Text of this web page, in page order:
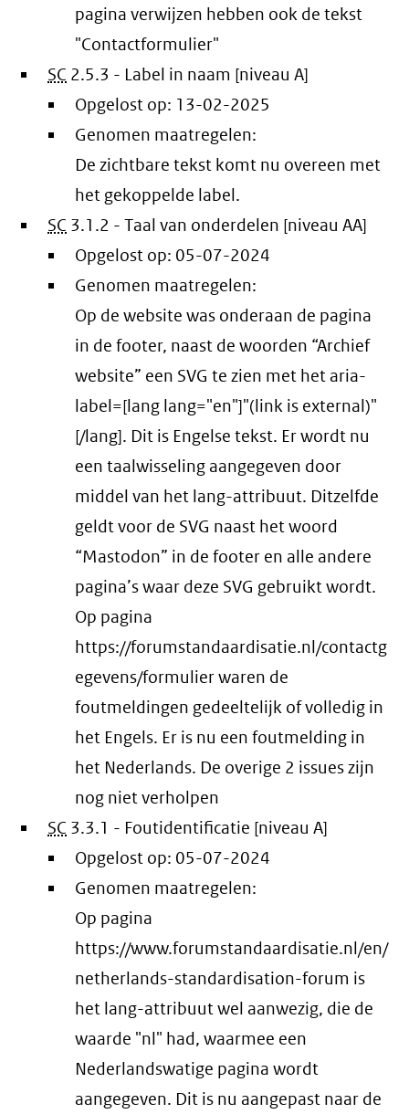
pagina verwijzen hebben ook de tekst
"Contactformulier"
SC 2.5.3 - Label in naam [niveau A]
Opgelost op: 13-02-2025
Genomen maatregelen:
De zichtbare tekst komt nu overeen met
het gekoppelde label.
SC 3.1.2 - Taal van onderdelen [niveau AA]
Opgelost op: 05-07-2024
Genomen maatregelen:
Op de website was onderaan de pagina
in de footer, naast de woorden “Archief
website” een SVG te zien met het aria-
label=[lang lang="en"]"(link is external)"
[/lang]. Dit is Engelse tekst. Er wordt nu
een taalwisseling aangegeven door
middel van het lang-attribuut. Ditzelfde
geldt voor de SVG naast het woord
“Mastodon” in de footer en alle andere
pagina’s waar deze SVG gebruikt wordt.
Op pagina
https://forumstandaardisatie.nl/contactg
egevens/formulier waren de
foutmeldingen gedeeltelijk of volledig in
het Engels. Er is nu een foutmelding in
het Nederlands. De overige 2 issues zijn
nog niet verholpen
SC 3.3.1 - Foutidentificatie [niveau A]
Opgelost op: 05-07-2024
Genomen maatregelen:
Op pagina
https://www.forumstandaardisatie.nl/en/
netherlands-standardisation-forum is
het lang-attribuut wel aanwezig, die de
waarde "nl" had, waarmee een
Nederlandswatige pagina wordt
aangegeven. Dit is nu aangepast naar de